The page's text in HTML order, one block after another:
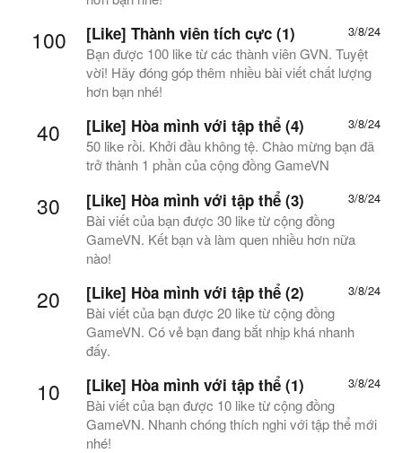
100 3/8/24
[Like] Thành viên tích cực (1)
Bạn được 100 like từ các thành viên GVN. Tuyệt
vời! Hãy đóng góp thêm nhiều bài viết chất lượng
hơn bạn nhé!
40 3/8/24
[Like] Hòa mình với tập thể (4)
50 like rồi. Khởi đầu không tệ. Chào mừng bạn đã
trở thành 1 phần của cộng đồng GameVN
30 3/8/24
[Like] Hòa mình với tập thể (3)
Bài viết của bạn được 30 like từ cộng đồng
GameVN. Kết bạn và làm quen nhiều hơn nữa
nào!
20 3/8/24
[Like] Hòa mình với tập thể (2)
Bài viết của bạn được 20 like từ cộng đồng
GameVN. Có vẻ bạn đang bắt nhịp khá nhanh
đấy.
10 3/8/24
[Like] Hòa mình với tập thể (1)
Bài viết của bạn được 10 like từ cộng đồng
GameVN. Nhanh chóng thích nghi với tập thể mới
nhé!